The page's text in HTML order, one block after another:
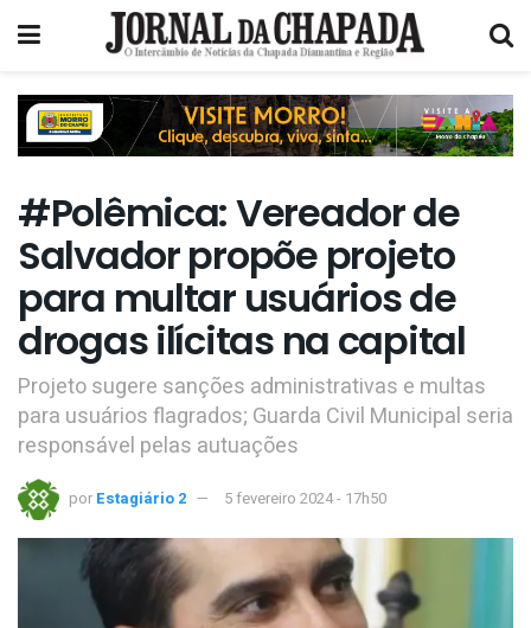
#Polêmica: Vereador de
Salvador propõe projeto
para multar usuários de
drogas ilícitas na capital
Projeto sugere sanções administrativas e multas
para usuários flagrados; Guarda Civil Municipal seria
responsável pelas autuações
por Estagiário 2 5 fevereiro 2024 - 17h50